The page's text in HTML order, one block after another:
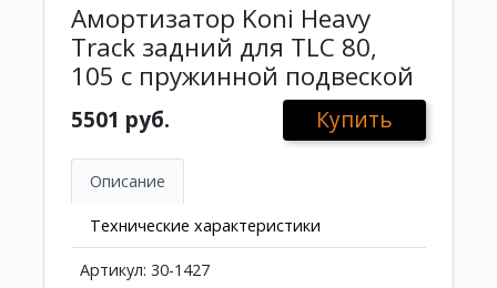
Амортизатор Koni Heavy
Track задний для TLC 80,
105 с пружинной подвеской
5501 руб. Купить
Описание
Технические характеристики
Артикул: 30-1427